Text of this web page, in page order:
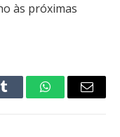
às próximas
Tumblr WhatsAppEmail